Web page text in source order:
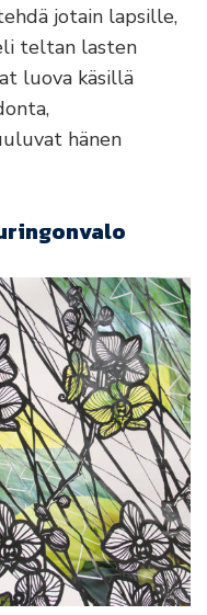
jotain lapsille,
teltan lasten
luova käsillä
hänen